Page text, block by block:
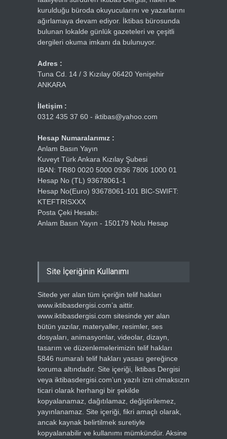
kurulduğu büroda okuyucularını ve yazarlarını
ağırlamaya devam ediyor. İktibas bürosunda
bulunan lokalde günlük gazeteleri ve çeşitli
dergileri okuma imkanı da bulunuyor.
Adres :
Tuna Cd. 14 / 3 Kızılay 06420 Yenişehir
ANKARA
İletişim :
0312 435 37 60 - iktibas@yahoo.com
Hesap Numaralarımız :
Anlam Basın Yayın
Kuveyt Türk Ankara Kızılay Şubesi
IBAN: TR80 0020 5000 0936 7806 1000 01
Hesap No (TL) 93678061-1
Hesap No(Euro) 93678061-101 BIC-SWIFT:
KTEFTRISXXX
Posta Çeki Hesabı:
Anlam Basın Yayın - 150179 Nolu Hesap
Site İçeriğinin Kullanımı
Sitede yer alan tüm içeriğin telif hakları
www.iktibasdergisi.com’a aittir.
www.iktibasdergisi.com sitesinde yer alan
bütün yazılar, materyaller, resimler, ses
dosyaları, animasyonlar, videolar, dizayn,
tasarım ve düzenlemelerimizin telif hakları
5846 numaralı telif hakları yasası gereğince
koruma altındadır. Site içeriği, İktibas Dergisi
veya iktibasdergisi.com’un yazılı izni olmaksızın
ticari olarak herhangi bir şekilde
kopyalanamaz, dağıtılamaz, değiştirilemez,
yayınlanamaz. Site içeriği, fikri amaçlı olarak,
ancak kaynak belirtilmek suretiyle
kopyalanabilir ve kullanımı mümkündür. Aksine